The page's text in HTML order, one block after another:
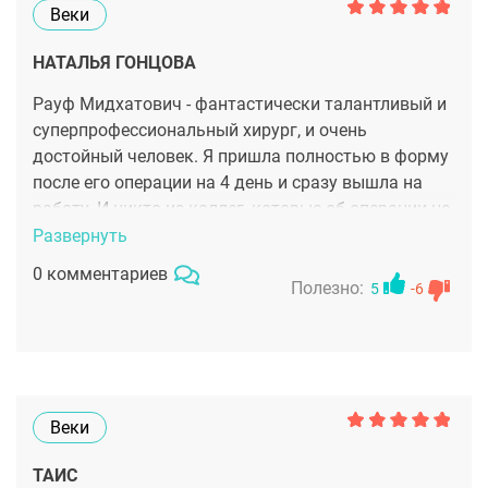
сделали всё: от первой встречи с пациентом,
операцию, последующие переделки, и бросание
пациентов. Я последние годы я живу, подпирая
мою жизнь! Я почти инвалид! Никому этого не
пожелаю! Как Вы думаете, Вы хороший
пластический хирург
Веки
НАТАЛЬЯ ГОНЦОВА
Рауф Мидхатович - фантастически талантливый и
суперпрофессиональный хирург, и очень
достойный человек. Я пришла полностью в форму
после его операции на 4 день и сразу вышла на
работу. И никто из коллег, которые об операции не
знали, никаких вмешательств не заметили.
Развернуть
0 комментариев
Полезно: 5 -6
Веки
ТАИС